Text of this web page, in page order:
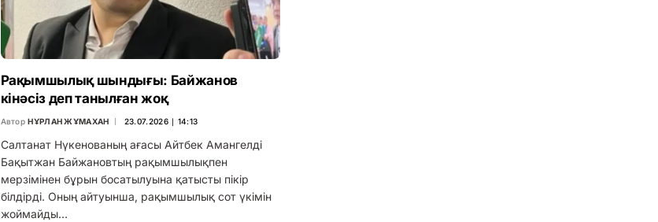
Рақымшылық шындығы: Байжанов
кінәсіз деп танылған жоқ
Автор НҰРЛАН ЖҰМАХАН 23.07.2026 ∣ 14:13
Салтанат Нүкенованың ағасы Айтбек Амангелді
Бақытжан Байжановтың рақымшылықпен
мерзімінен бұрын босатылуына қатысты пікір
білдірді. Оның айтуынша, рақымшылық сот үкімін
жоймайды…